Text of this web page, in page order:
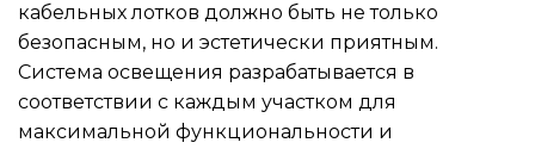
кабельных лотков должно быть не только
безопасным, но и эстетически приятным.
Система освещения разрабатывается в
соответствии с каждым участком для
максимальной функциональности и